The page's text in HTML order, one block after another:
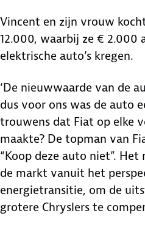
Vincent en zijn vrouw
12.000, waarbij ze € 2.000
elektrische auto’s kregen.
‘De nieuwwaarde van de
dus voor ons was de auto
trouwens dat Fiat op elke
maakte? De topman van
“Koop deze auto niet”.
de markt vanuit het
energietransitie, om de
grotere Chryslers te